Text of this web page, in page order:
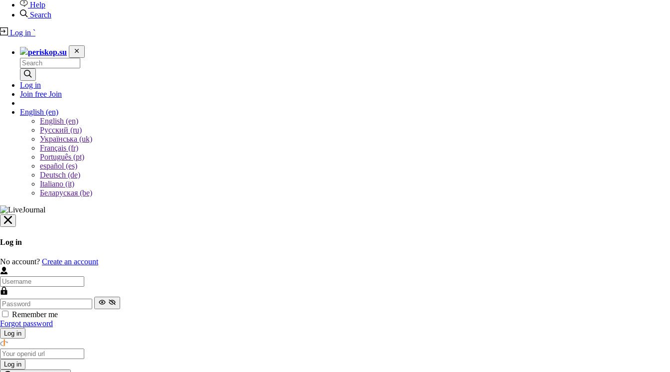
Help
Search
Log in `
periskop.su
Log in
Join free Join
English (en)
English (en)
Русский (ru)
Українська (uk)
Français (fr)
Português (pt)
español (es)
Deutsch (de)
Italiano (it)
Беларуская (be)
Log in
No account? Create an account
Remember me
Forgot password
Log in
Log in